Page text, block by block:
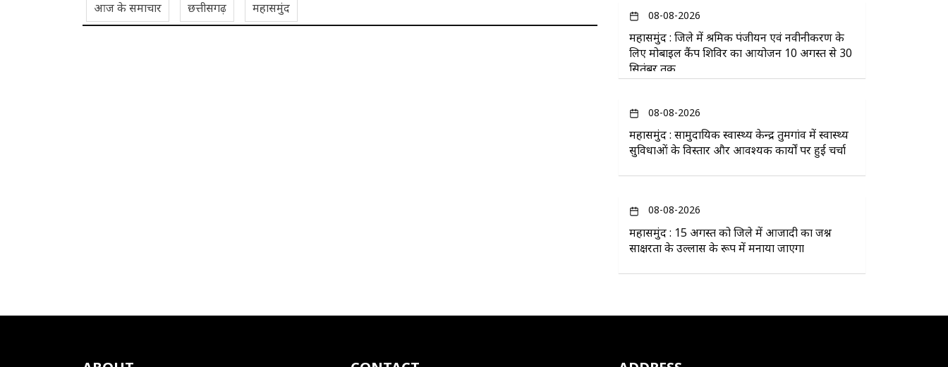
आज के समाचार छत्तीसगढ़ महासमुंद 08-08-2026
महासमुंद : जिले में श्रमिक पंजीयन एवं नवीनीकरण के
लिए मोबाइल कैंप शिविर का आयोजन 10 अगस्त से 30
सितंबर तक
08-08-2026
महासमुंद : सामुदायिक स्वास्थ्य केन्द्र तुमगांव में स्वास्थ्य
सुविधाओं के विस्तार और आवश्यक कार्यों पर हुई चर्चा
08-08-2026
महासमुंद : 15 अगस्त को जिले में आजादी का जश्न
साक्षरता के उल्लास के रूप में मनाया जाएगा